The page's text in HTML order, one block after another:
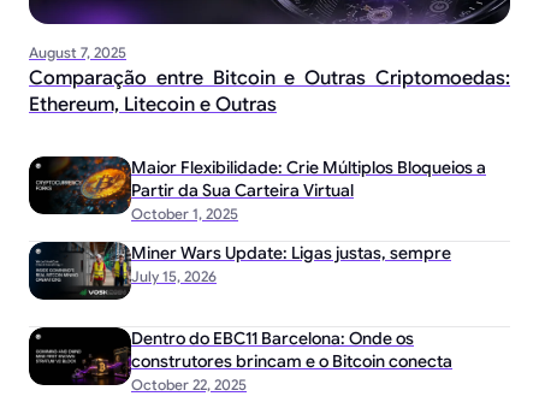
August 7, 2025
Comparação entre Bitcoin e Outras Criptomoedas:
Ethereum, Litecoin e Outras
October 1, 2025
Maior Flexibilidade: Crie Múltiplos Bloqueios a
Partir da Sua Carteira Virtual
July 15, 2026
Miner Wars Update: Ligas justas, sempre
October 22, 2025
Dentro do EBC11 Barcelona: Onde os
construtores brincam e o Bitcoin conecta